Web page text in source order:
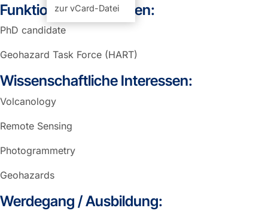
zur vCard-Datei
Funktion und Aufgaben:
PhD candidate
Geohazard Task Force (HART)
Wissenschaftliche Interessen:
Volcanology
Remote Sensing
Photogrammetry
Geohazards
Werdegang / Ausbildung: